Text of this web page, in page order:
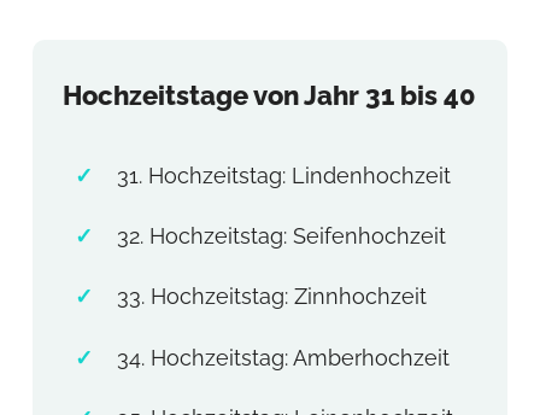
Hochzeitstage von Jahr 31 bis 40
31. Hochzeitstag: Lindenhochzeit
32. Hochzeitstag: Seifenhochzeit
33. Hochzeitstag: Zinnhochzeit
34. Hochzeitstag: Amberhochzeit